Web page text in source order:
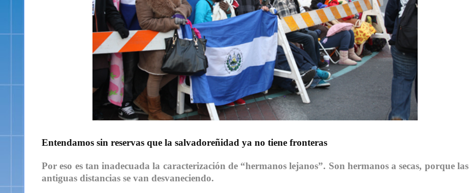
Entendamos sin reservas que la salvadoreñidad ya no tiene fronteras
Por eso es tan inadecuada la caracterización de “hermanos lejanos”. Son hermanos a secas, porque las
antiguas distancias se van desvaneciendo.